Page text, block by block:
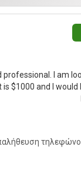
professional. I am
$1000 and I would